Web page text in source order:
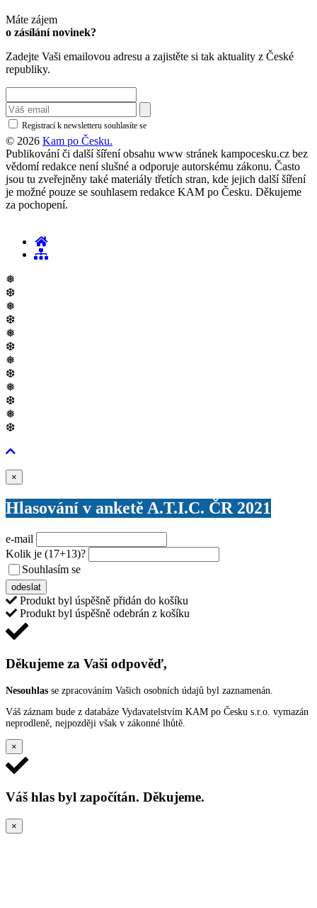
Máte zájem
o zásílání novinek?
Zadejte Vaši emailovou adresu a zajistěte si tak aktuality z České
republiky.
Registrací k newsletteru souhlasíte se
© 2026 Kam po Česku.
Publikování či další šíření obsahu www stránek kampocesku.cz bez
vědomí redakce není slušné a odporuje autorskému zákonu. Často
jsou tu zveřejněny také materiály třetích stran, kde jejich další šíření
je možné pouze se souhlasem redakce KAM po Česku. Děkujeme
za pochopení.
❅
❆
❅
❆
❅
❆
❅
❆
❅
❆
❅
❆
×
Hlasování v anketě A.T.I.C. ČR 2021
e-mail
Kolik je (17+13)?
Souhlasím se
odeslat
Produkt byl úspěšně přidán do košíku
Produkt byl úspěšně odebrán z košíku
Děkujeme za Vaši odpověď,
Nesouhlas se zpracováním Vašich osobních údajů byl zaznamenán.
Váš záznam bude z databáze Vydavatelstvím KAM po Česku s.r.o. vymazán
neprodleně, nejpozději však v zákonné lhůtě.
×
Váš hlas byl započítán. Děkujeme.
×